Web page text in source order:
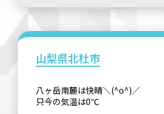
山梨県北杜市
八ヶ岳南麓は快晴＼(^o^)／
只今の気温は0℃